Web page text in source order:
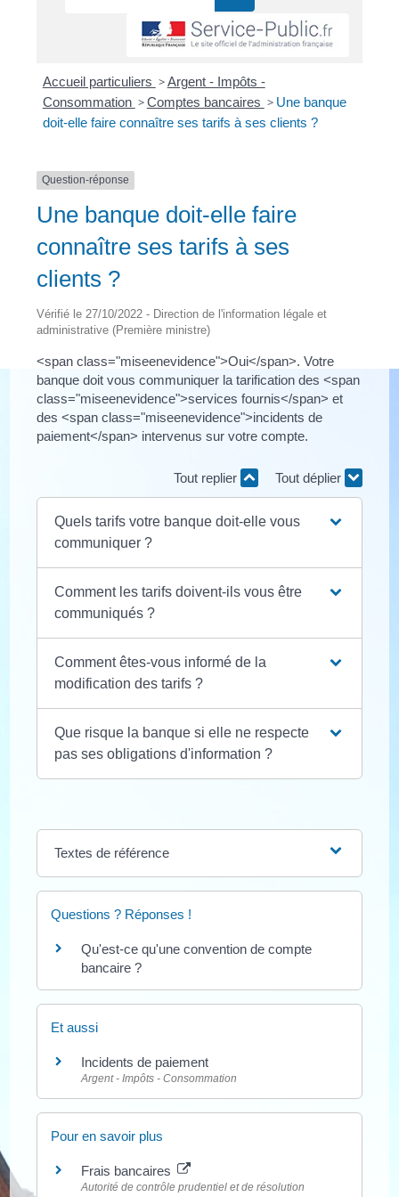
Accueil particuliers >Argent - Impôts -
Consommation >Comptes bancaires > Une banque
doit-elle faire connaître ses tarifs à ses clients ?
Question-réponse
Une banque doit-elle faire
connaître ses tarifs à ses
clients ?
Vérifié le 27/10/2022 - Direction de l'information légale et
administrative (Première ministre)
<span class="miseenevidence">Oui</span>. Votre
banque doit vous communiquer la tarification des <span
class="miseenevidence">services fournis</span> et
des <span class="miseenevidence">incidents de
paiement</span> intervenus sur votre compte.
Tout replier Tout déplier
Quels tarifs votre banque doit-elle vous
communiquer ?
Comment les tarifs doivent-ils vous être
communiqués ?
Comment êtes-vous informé de la
modification des tarifs ?
Que risque la banque si elle ne respecte
pas ses obligations d'information ?
Textes de référence
Questions ? Réponses !
Qu'est-ce qu'une convention de compte
bancaire ?
Et aussi
Incidents de paiement
Argent - Impôts - Consommation
Pour en savoir plus
Frais bancaires
Autorité de contrôle prudentiel et de résolution